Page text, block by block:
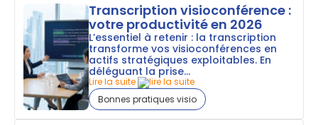
Transcription visioconférence :
votre productivité en 2026
L’essentiel à retenir : la transcription
transforme vos visioconférences en
actifs stratégiques exploitables. En
déléguant la prise...
Lire la suite
Bonnes pratiques visio